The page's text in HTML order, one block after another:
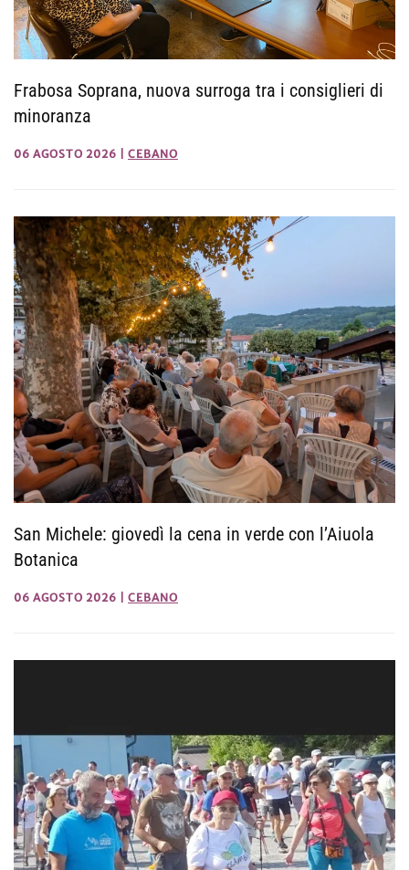
Frabosa Soprana, nuova surroga tra i consiglieri di
minoranza
06 AGOSTO 2026 CEBANO
San Michele: giovedì la cena in verde con l’Aiuola
Botanica
06 AGOSTO 2026 CEBANO